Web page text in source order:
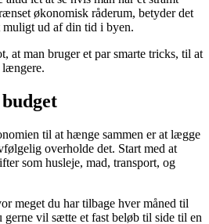
økonomisk råderum, betyder det
ud af din tid i byen.
at man bruger et par smarte tricks, til at
til at hænge sammen er at lægge
overholde det. Start med at
som husleje, mad, transport, og
meget du har tilbage hver måned til
vil sætte et fast beløb til side til en